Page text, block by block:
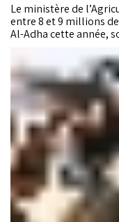
Le ministère de
entre 8 et 9 millions
Al-Adha cette année,
nationale estimée
assurent également
satisfaisant, tandis
et l’organisation des
à travers le Royaume.